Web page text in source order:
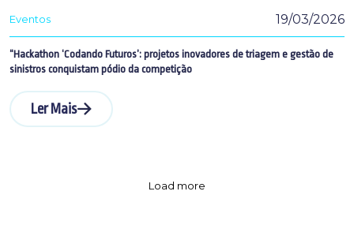
Eventos 19/03/2026
“Hackathon ‘Codando Futuros’: projetos inovadores de triagem e gestão de
sinistros conquistam pódio da competição
Ler Mais
Load more